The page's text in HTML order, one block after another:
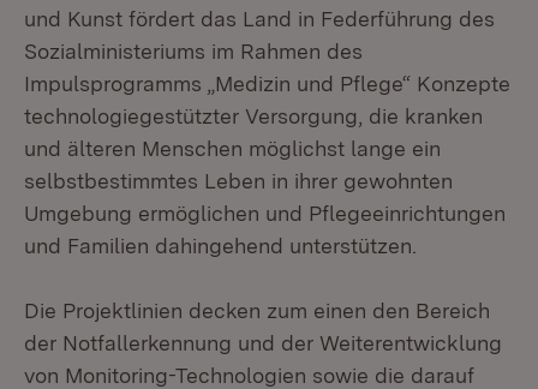
und Kunst fördert das Land in Federführung des
Sozialministeriums im Rahmen des
Impulsprogramms „Medizin und Pflege“ Konzepte
technologiegestützter Versorgung, die kranken
und älteren Menschen möglichst lange ein
selbstbestimmtes Leben in ihrer gewohnten
Umgebung ermöglichen und Pflegeeinrichtungen
und Familien dahingehend unterstützen.
Die Projektlinien decken zum einen den Bereich
der Notfallerkennung und der Weiterentwicklung
von Monitoring-Technologien sowie die darauf